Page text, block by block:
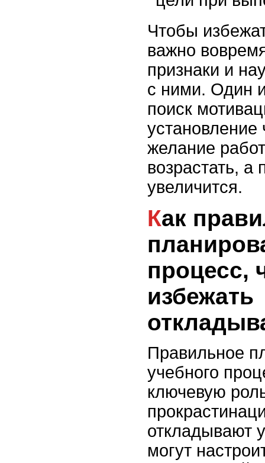
Чтобы
важно
признаки и
с ними. Один
поиск
установление
желание
возрастать, а
увеличится.
Как правильно
процесс,
избежать
Правильное
учебного
ключевую
откладывают
могут